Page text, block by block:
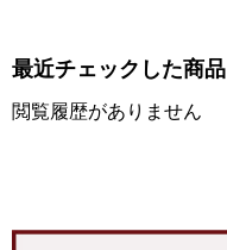
最近チェックした商品
閲覧履歴がありません